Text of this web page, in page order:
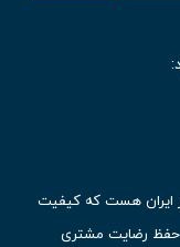
ایران هست که کیفیت
. حفظ رضایت مشتری